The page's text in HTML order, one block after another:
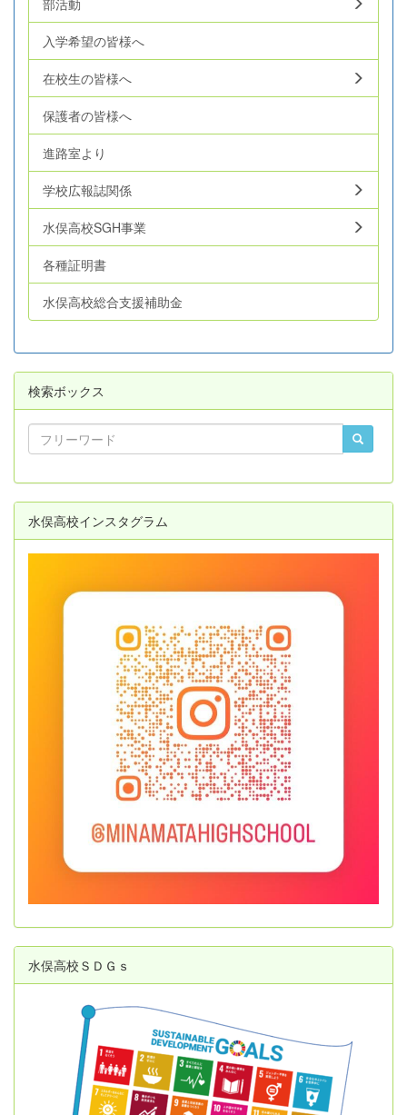
部活動
入学希望の皆様へ
在校生の皆様へ
保護者の皆様へ
進路室より
学校広報誌関係
水俣高校SGH事業
各種証明書
水俣高校総合支援補助金
検索ボックス
水俣高校インスタグラム
水俣高校ＳＤＧｓ